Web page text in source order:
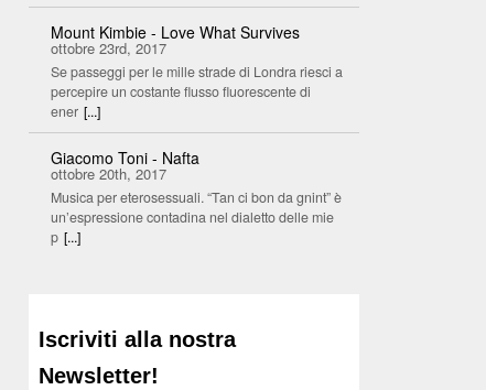
Mount Kimbie - Love What Survives
ottobre 23rd, 2017
Se passeggi per le mille strade di Londra riesci a
percepire un costante flusso fluorescente di
ener [...]
Giacomo Toni - Nafta
ottobre 20th, 2017
Musica per eterosessuali. “Tan ci bon da gnint” è
un’espressione contadina nel dialetto delle mie
p [...]
Iscriviti alla nostra
Newsletter!